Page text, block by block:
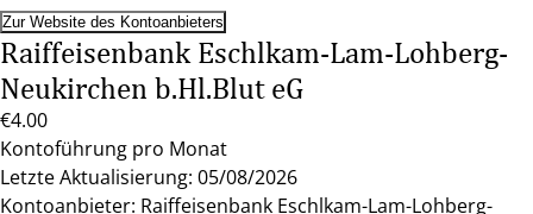
Zur Website des Kontoanbieters
Raiffeisenbank Eschlkam-Lam-Lohberg-
Neukirchen b.Hl.Blut eG
€4.00
Kontoführung pro Monat
Letzte Aktualisierung: 05/08/2026
Kontoanbieter: Raiffeisenbank Eschlkam-Lam-Lohberg-